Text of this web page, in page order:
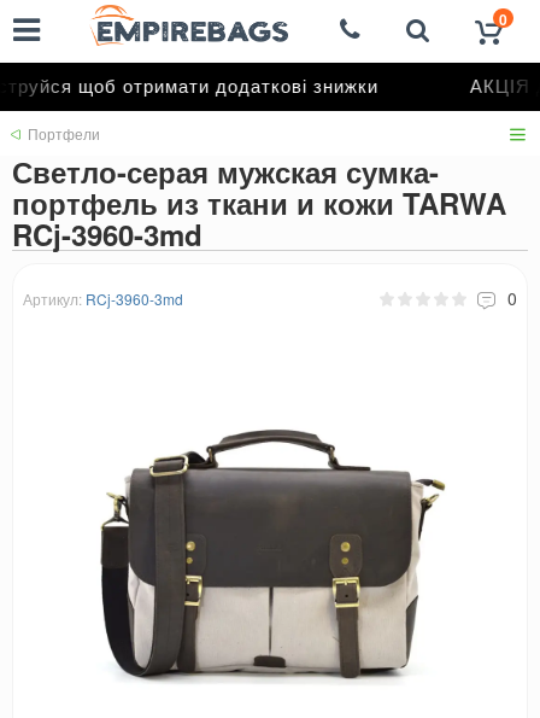
щоб отримати додаткові знижки АКЦІЯ
0
Портфели
Светло-серая мужская сумка-
портфель из ткани и кожи TARWA
RCj-3960-3md
Артикул: RCj-3960-3md 0